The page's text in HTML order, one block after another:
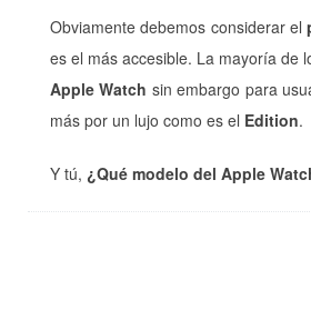
Obviamente debemos considerar el
es el más accesible. La mayoría de
Apple Watch sin embargo para
más por un lujo como es el Edition.
Y tú, ¿Qué modelo del Apple